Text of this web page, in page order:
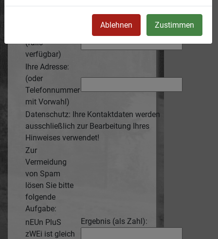
(falls
verfügbar)
Ihre Adresse:
(oder
Telefonnummer
mit Vorwahl)
Datenschutz: Ihre Kontaktdaten werden
ausschließlich zur Bearbeitung Ihres
Hinweises verwendet!
Zur
Vermeidung
von Spam
lösen Sie bitte
folgende
Aufgabe:
nEUn PluS
zWEi ist gleich
Ergebnis (als Zahl):
Ablehnen Zustimmen